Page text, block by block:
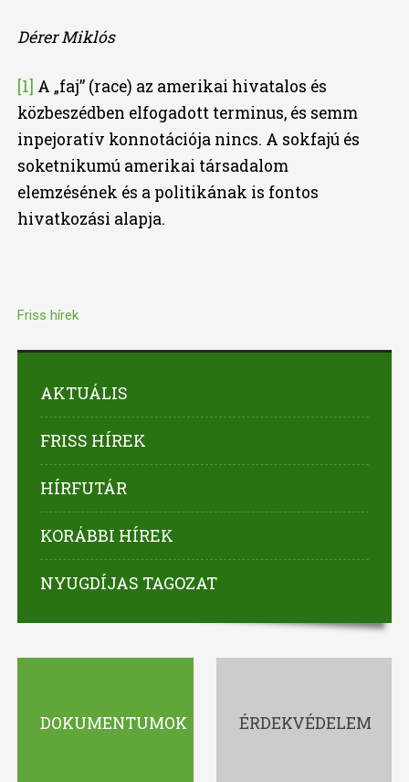
Dérer Miklós
[1] A „faj” (race) az amerikai hivatalos és
közbeszédben elfogadott terminus, és semm
inpejoratív konnotációja nincs. A sokfajú és
soketnikumú amerikai társadalom
elemzésének és a politikának is fontos
hivatkozási alapja.
Friss hírek
AKTUÁLIS
FRISS HÍREK
HÍRFUTÁR
KORÁBBI HÍREK
NYUGDÍJAS TAGOZAT
DOKUMENTUMOK ÉRDEKVÉDELEM